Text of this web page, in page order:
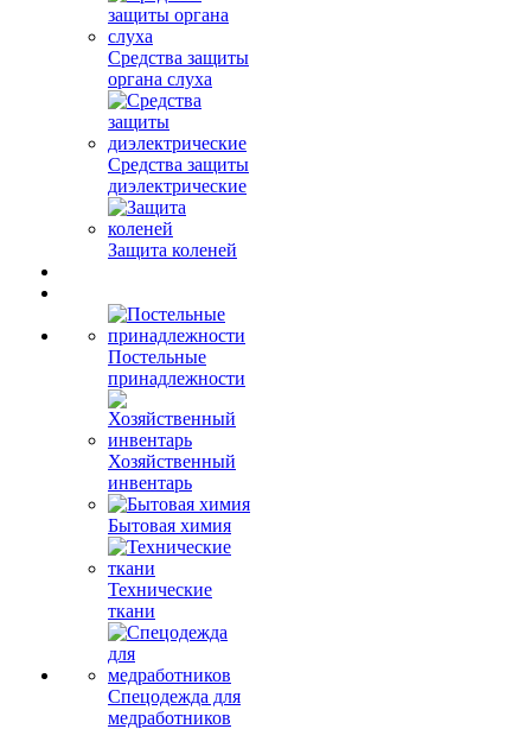
Средства защиты
органа слуха
Средства защиты
диэлектрические
Защита коленей
Постельные
принадлежности
Хозяйственный
инвентарь
Бытовая химия
Технические
ткани
Спецодежда для
медработников